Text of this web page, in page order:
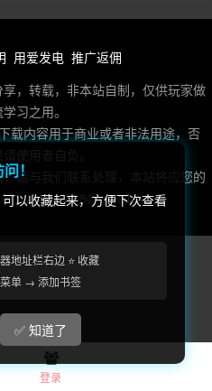
砍杀(196)
太空(194)
街机(176)
动作(176)
第一人称(165)
视觉小说(156)
格斗对打(118)
悬疑(113)
二维(105)
像素图形(104)
像素(100)
用爱发电 推广返佣
，转载，非本站自制，仅供玩家做
习之用。
载内容用于商业或者非法用途，否
请与我们联系处理，本站将应您的
：acefun888@gmail.com
登录
！
以收藏起来，方便下次查看
地址栏右边 ⭐ 收藏
单 → 添加书签
✅ 知道了